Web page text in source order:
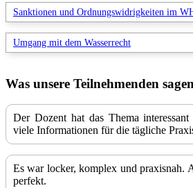
Sanktionen und Ordnungswidrigkeiten im
Umgang mit dem Wasserrecht
Was unsere Teilnehmenden
Der Dozent hat das Thema
viele Informationen für die tägliche
Es war locker, komplex und praxisnah.
perfekt.